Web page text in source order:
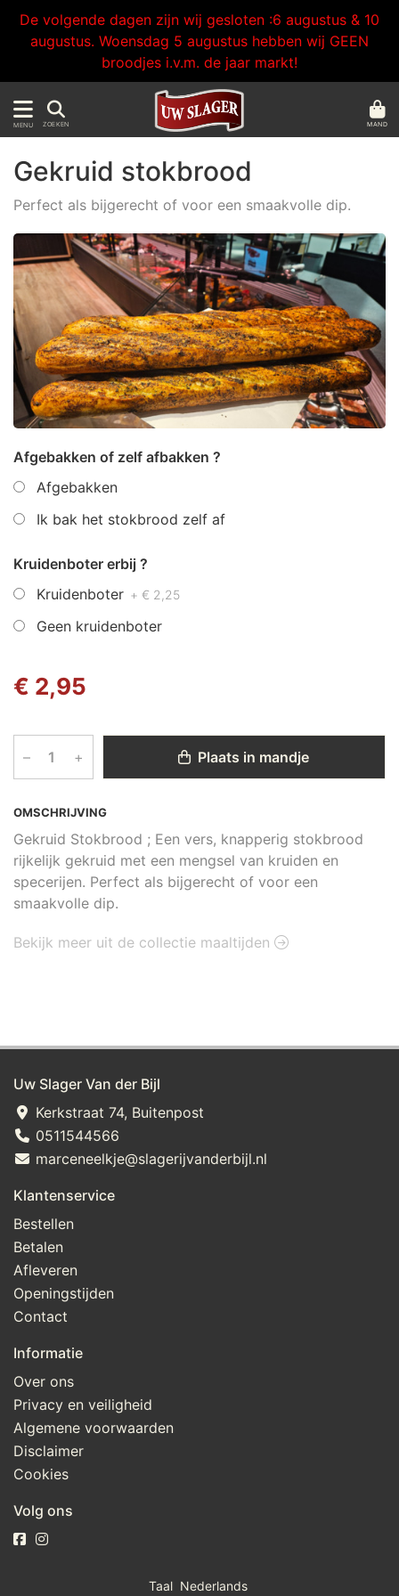
De volgende dagen zijn wij gesloten :6 augustus & 10
augustus. Woensdag 5 augustus hebben wij GEEN
broodjes i.v.m. de jaar markt!
MENU ZOEKEN MAND
OMSCHRIJVING
Gekruid Stokbrood ; Een vers, knapperig stokbrood
rijkelijk gekruid met een mengsel van kruiden en
specerijen. Perfect als bijgerecht of voor een
smaakvolle dip.
Gekruid stokbrood
Perfect als bijgerecht of voor een smaakvolle dip.
Afgebakken of zelf afbakken ?
Afgebakken
Ik bak het stokbrood zelf af
Kruidenboter erbij ?
Kruidenboter + € 2,25
Geen kruidenboter
€ 2,95
– + Plaats in mandje
Bekijk meer uit de collectie maaltijden
Uw Slager Van der Bijl
Kerkstraat 74, Buitenpost
0511544566
marceneelkje@slagerijvanderbijl.nl
Klantenservice
Bestellen
Betalen
Afleveren
Openingstijden
Contact
Informatie
Over ons
Privacy en veiligheid
Algemene voorwaarden
Disclaimer
Cookies
Volg ons
Taal